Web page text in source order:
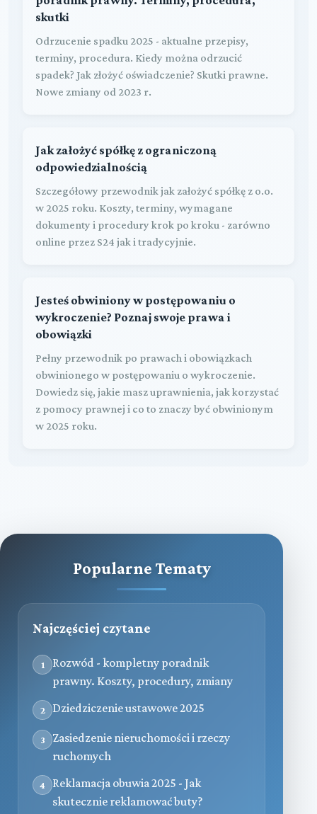
skutki
Odrzucenie spadku 2025 - aktualne przepisy,
terminy, procedura. Kiedy można odrzucić
spadek? Jak złożyć oświadczenie? Skutki prawne.
Nowe zmiany od 2023 r.
Jak założyć spółkę z ograniczoną
odpowiedzialnością
Szczegółowy przewodnik jak założyć spółkę z o.o.
w 2025 roku. Koszty, terminy, wymagane
dokumenty i procedury krok po kroku - zarówno
online przez S24 jak i tradycyjnie.
Jesteś obwiniony w postępowaniu o
wykroczenie? Poznaj swoje prawa i
obowiązki
Pełny przewodnik po prawach i obowiązkach
obwinionego w postępowaniu o wykroczenie.
Dowiedz się, jakie masz uprawnienia, jak korzystać
z pomocy prawnej i co to znaczy być obwinionym
w 2025 roku.
Popularne Tematy
Najczęściej czytane
1
Rozwód - kompletny poradnik
prawny. Koszty, procedury, zmiany
2 Dziedziczenie ustawowe 2025
3
Zasiedzenie nieruchomości i rzeczy
ruchomych
4
Reklamacja obuwia 2025 - Jak
skutecznie reklamować buty?